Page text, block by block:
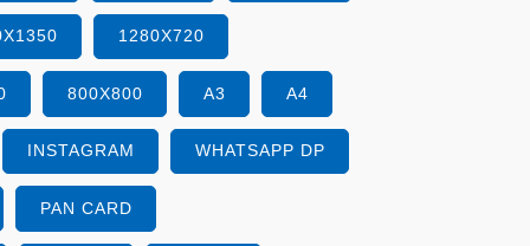
1280X720
800X800 A3 A4
INSTAGRAM WHATSAPP DP
PAN CARD